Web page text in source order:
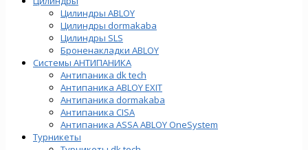
Цилиндры ABLOY
Цилиндры dormakaba
Цилиндры SLS
Броненакладки ABLOY
Системы АНТИПАНИКА
Антипаника dk tech
Антипаника ABLOY EXIT
Антипаника dormakaba
Антипаника СISA
Антипаника ASSA ABLOY OneSystem
Турникеты